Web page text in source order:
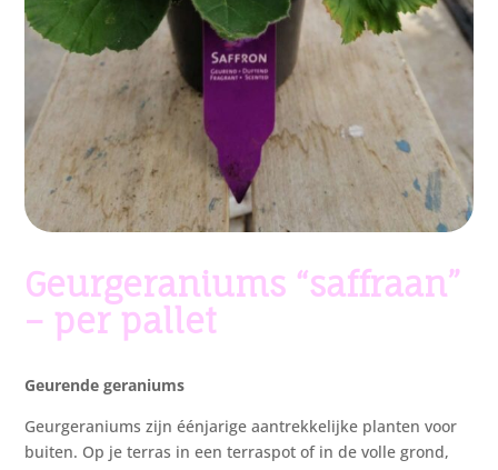
Geurgeraniums “saffraan”
– per pallet
Geurende geraniums
Geurgeraniums zijn éénjarige aantrekkelijke planten voor
buiten. Op je terras in een terraspot of in de volle grond,